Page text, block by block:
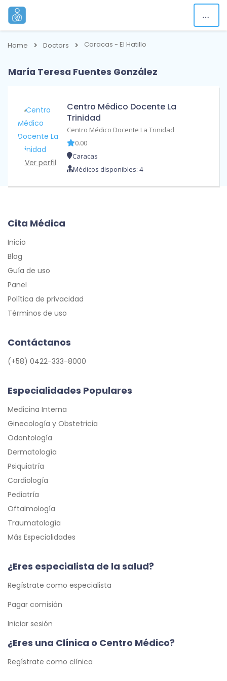
Home Doctors Caracas - El Hatillo
María Teresa Fuentes González
Ver perfil
Centro Médico Docente La
Trinidad
Centro Médico Docente La Trinidad
0.00
Caracas
Médicos disponibles: 4
Cita Médica
Inicio
Blog
Guía de uso
Panel
Política de privacidad
Términos de uso
Contáctanos
(+58) 0422-333-8000
Especialidades Populares
Medicina Interna
Ginecología y Obstetricia
Odontología
Dermatología
Psiquiatría
Cardiología
Pediatría
Oftalmología
Traumatología
Más Especialidades
¿Eres especialista de la salud?
Regístrate como especialista
Pagar comisión
Iniciar sesión
¿Eres una Clínica o Centro Médico?
Regístrate como clínica